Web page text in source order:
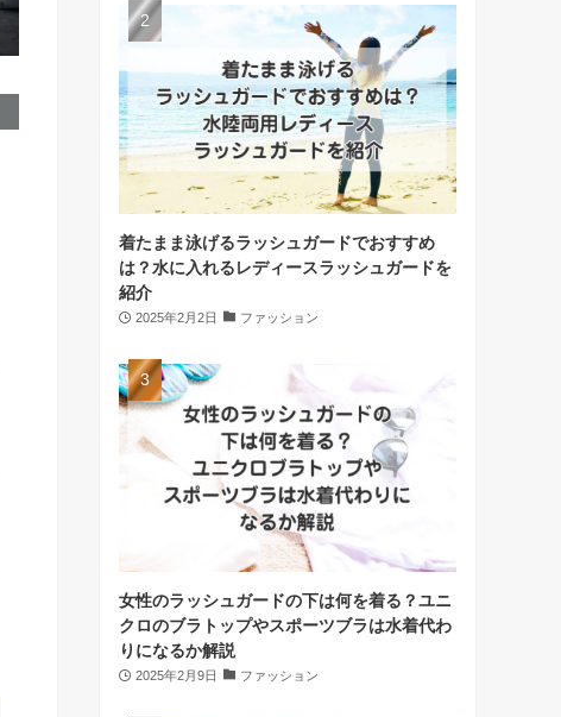
着たまま泳げるラッシュガードでおすすめ
は？水に入れるレディースラッシュガードを
紹介
2025年2月2日 ファッション
女性のラッシュガードの下は何を着る？ユニ
クロのブラトップやスポーツブラは水着代わ
りになるか解説
2025年2月9日 ファッション